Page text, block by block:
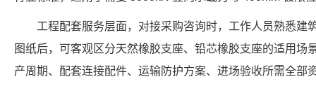
工程配套服务层面，对接采购咨询时，工作人员熟悉建
图纸后，可客观区分天然橡胶支座、铅芯橡胶支座的适用场
产周期、配套连接配件、运输防护方案、进场验收所需全部